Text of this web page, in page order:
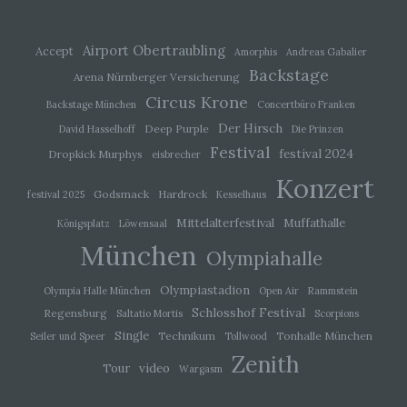
Accept Airport Obertraubling Amorphis Andreas Gabalier
Arena Nürnberger Versicherung Backstage
Backstage München Circus Krone
Concertbüro Franken
David Hasselhoff
Deep Purple Der Hirsch Die Prinzen
Dropkick Murphys eisbrecher Festival festival 2024
festival 2025 Godsmack Hardrock Kesselhaus Konzert
Königsplatz Löwensaal Mittelalterfestival Muffathalle
München Olympiahalle
Olympia Halle München Olympiastadion Open Air Rammstein
Regensburg Saltatio Mortis Schlosshof Festival
Scorpions
Seiler und Speer
Single Technikum Tollwood Tonhalle München
Tour video Wargasm Zenith
Einschränkung der Verarbeitung ist die
Markierung gespeicherter personenbezogener
Daten mit dem Ziel, ihre künftige Verarbeitung
einzuschränken.
Profiling ist jede Art der automatisierten
Verarbeitung personenbezogener Daten, die
darin besteht, dass diese personenbezogenen
Daten verwendet werden, um bestimmte
persönliche Aspekte, die sich auf eine natürliche
Person beziehen, zu bewerten, insbesondere,
wirtschaftlicher Lage, Gesundheit, persönlicher
Vorlieben, Interessen, Zuverlässigkeit, Verhalten,
Aufenthaltsort oder Ortswechsel dieser
natürlichen Person zu analysieren oder